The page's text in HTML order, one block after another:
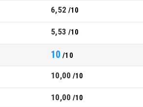
6,52 /10
5,53 /10
10 /10
10,00 /10
10,00 /10